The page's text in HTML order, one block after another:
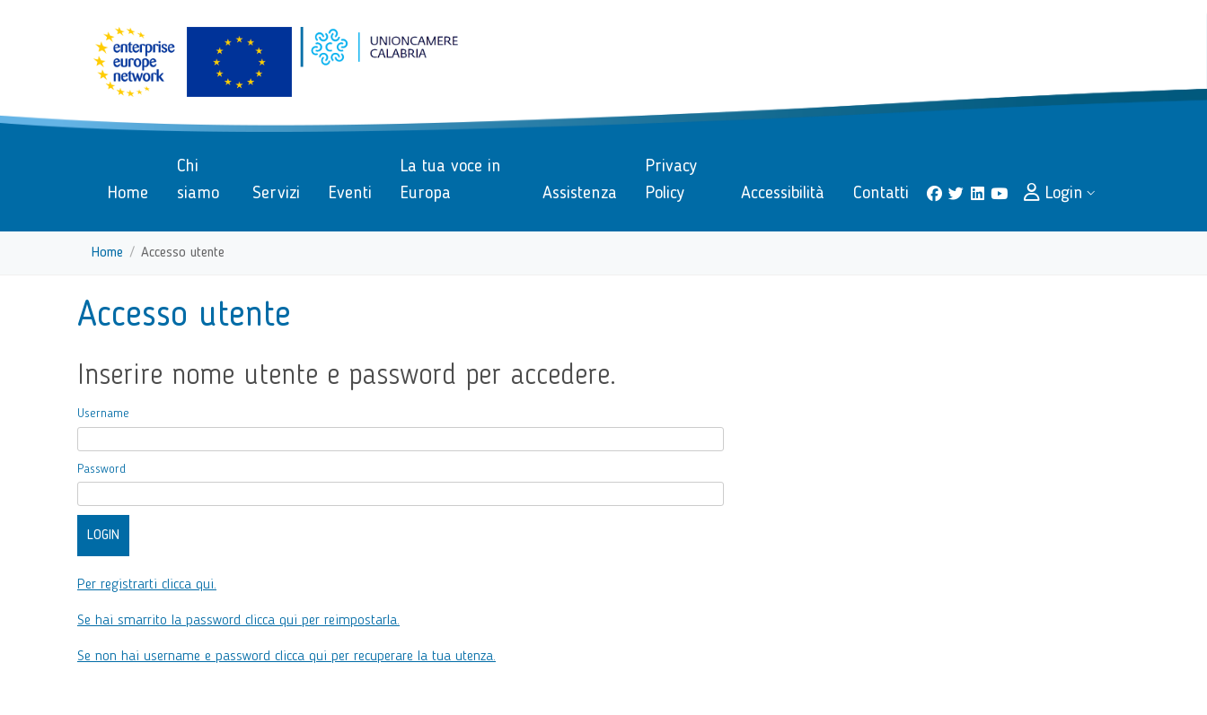
Vai ai contenuti
Menu di navigazione
Home
Chi
siamo
Servizi Eventi
La tua voce in
Europa
Assistenza
Privacy
Policy
Accessibilità Contatti Login
Home Accesso utente
torna al menu di scelta rapida
Accesso utente
Inserire nome utente e password per accedere.
Username
Password
Per registrarti clicca qui.
Se hai smarrito la password clicca qui per reimpostarla.
Se non hai username e password clicca qui per recuperare la tua utenza.